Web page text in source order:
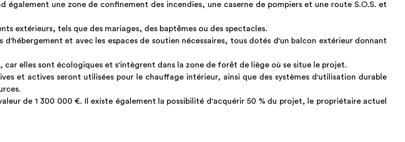
une zone de confinement des incendies, une caserne de pompiers et une route S.O.S. et
extérieurs, tels que des mariages, des baptêmes ou des spectacles.
d'hébergement et avec les espaces de soutien nécessaires, tous dotés d'un balcon extérieur donnant
elles sont écologiques et s'intègrent dans la zone de forêt de liège où se situe le projet.
et actives seront utilisées pour le chauffage intérieur, ainsi que des systèmes d'utilisation durable
de 1 300 000 €. Il existe également la possibilité d'acquérir 50 % du projet, le propriétaire actuel